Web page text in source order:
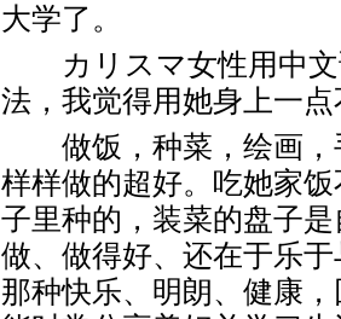
大学了。
カリスマ女性用中
法，我觉得用她身上一点
做饭，种菜，绘画
样样做的超好。吃她家
子里种的，装菜的盘子
做、做得好、还在于乐
那种快乐、明朗、健康